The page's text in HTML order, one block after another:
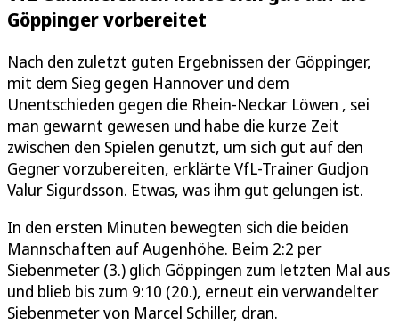
Göppinger vorbereitet
Nach den zuletzt guten Ergebnissen der Göppinger,
mit dem Sieg gegen Hannover und dem
Unentschieden gegen die Rhein-Neckar Löwen , sei
man gewarnt gewesen und habe die kurze Zeit
zwischen den Spielen genutzt, um sich gut auf den
Gegner vorzubereiten, erklärte VfL-Trainer Gudjon
Valur Sigurdsson. Etwas, was ihm gut gelungen ist.
In den ersten Minuten bewegten sich die beiden
Mannschaften auf Augenhöhe. Beim 2:2 per
Siebenmeter (3.) glich Göppingen zum letzten Mal aus
und blieb bis zum 9:10 (20.), erneut ein verwandelter
Siebenmeter von Marcel Schiller, dran.